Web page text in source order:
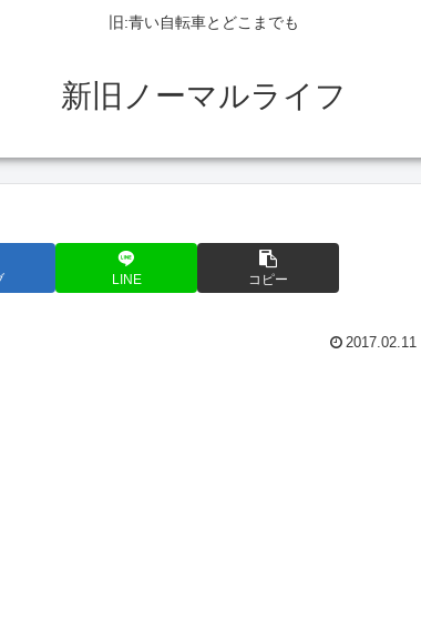
旧:青い自転車とどこまでも
新旧ノーマルライフ
LINE コピー
2017.02.11